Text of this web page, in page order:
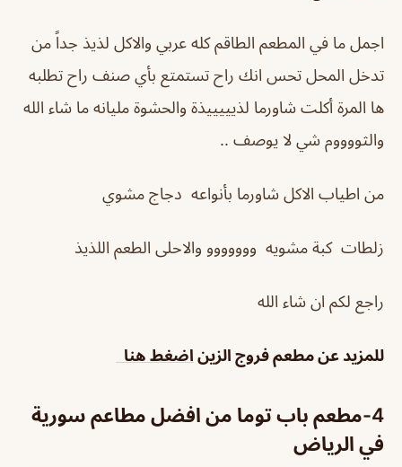
اجمل ما في المطعم الطاقم كله عربي والاكل لذيذ جداً من
تدخل المحل تحس انك راح تستمتع بأي صنف راح تطلبه
ها المرة أكلت شاورما لذيييييذة والحشوة مليانه ما شاء الله
والثووووم شي لا يوصف ..
من اطياب الاكل شاورما بأنواعه دجاج مشوي
زلطات كبة مشويه ووووووو والاحلى الطعم اللذيذ
راجع لكم ان شاء الله
للمزيد عنمطعم فروج الزين اضغط هنا
4-مطعم باب توما من افضل مطاعم سورية
في الرياض